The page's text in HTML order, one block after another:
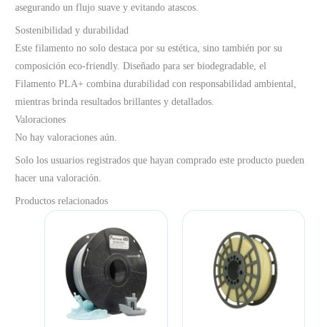
asegurando un flujo suave y evitando atascos.
Sostenibilidad y durabilidad
Este filamento no solo destaca por su estética, sino también por su
composición eco-friendly. Diseñado para ser biodegradable, el
Filamento PLA+ combina durabilidad con responsabilidad ambiental,
mientras brinda resultados brillantes y detallados.
Valoraciones
No hay valoraciones aún.
Solo los usuarios registrados que hayan comprado este producto pueden
hacer una valoración.
Productos relacionados